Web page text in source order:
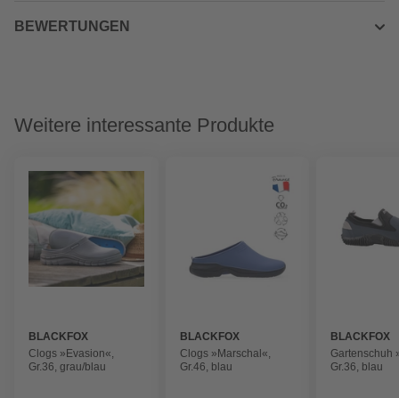
BEWERTUNGEN
Weitere interessante Produkte
BLACKFOX
Clogs »Evasion«,
Gr.36, grau/blau
BLACKFOX
Clogs »Marschal«,
Gr.46, blau
BLACKFOX
Gartenschuh
Gr.36, blau